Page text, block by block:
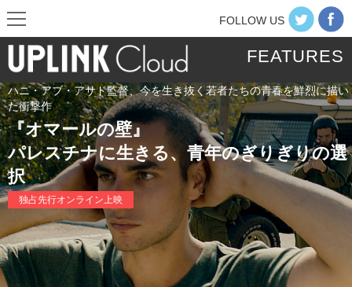
FOLLOW US
FEATURES
ハニ・アブ・アサド監督、今を生き抜く若者たちの青春を鮮烈に描い
た衝撃作
『オマールの壁』
パレスチナに生きる、青年のぎりぎりの選
択
独占先行オンライン上映